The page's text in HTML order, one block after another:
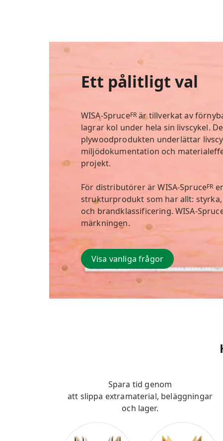
Ett pålitligt val
WISA-SpruceFR är tillverkat av
lagrar kol under hela sin livscykel.
plywoodprodukten underlättar
miljödokumentation och
projekt.
För distributörer är WISA-SpruceFR
strukturprodukt som har allt:
och brandklassificering. WISA-
märkningen.
Visa vanliga frågor
Spara tid genom
att slippa extramaterial, beläggningar
och lager.